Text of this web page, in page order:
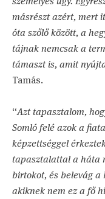
másrészt azért, mert
óta szőlő között, a
tájnak nemcsak a
támaszt is, amit
Tamás.
“Azt tapasztalom,
Somló felé azok a
képzettséggel
tapasztalattal a háta
birtokot, és belevág
akiknek nem ez a fő